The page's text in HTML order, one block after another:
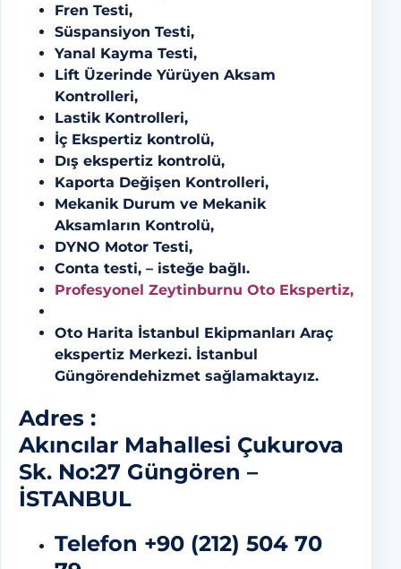
Fren Testi,
Süspansiyon Testi,
Yanal Kayma Testi,
Lift Üzerinde Yürüyen Aksam
Kontrolleri,
Lastik Kontrolleri,
İç Ekspertiz kontrolü,
Dış ekspertiz kontrolü,
Kaporta Değişen Kontrolleri,
Mekanik Durum ve Mekanik
Aksamların Kontrolü,
DYNO Motor Testi,
Conta testi, – isteğe bağlı.
Profesyonel Zeytinburnu Oto Ekspertiz,
Oto Harita İstanbul Ekipmanları Araç
ekspertiz Merkezi. İstanbul
Güngörendehizmet sağlamaktayız.
Adres :
Akıncılar Mahallesi Çukurova
Sk. No:27 Güngören –
İSTANBUL
Telefon +90 (212) 504 70